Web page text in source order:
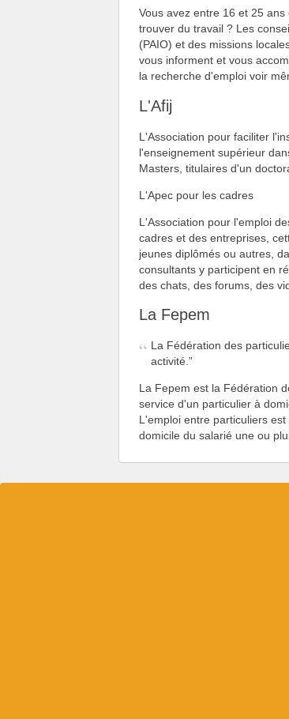
Vous avez entre 16 et 25
trouver du travail ? Les
(PAIO) et des missions
vous informent et vous
la recherche d'emploi voir
L'Afij
L'Association pour faciliter
l'enseignement supérieur
Masters, titulaires d'un
L'Apec pour les cadres
L'Association pour l'emploi
cadres et des entreprises,
jeunes diplômés ou autres,
consultants y participent en
des chats, des forums, des
La Fepem
La Fédération des
activité.
La Fepem est la Fédération
service d'un particulier à
L'emploi entre particuliers
domicile du salarié une ou